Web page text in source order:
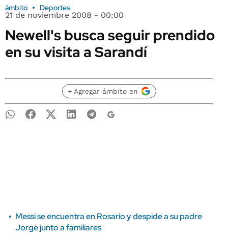
ámbito Deportes
21 de noviembre 2008 - 00:00
Newell's busca seguir prendido
en su visita a Sarandí
+ Agregar ámbito en
Messi se encuentra en Rosario y despide a su padre
Jorge junto a familiares